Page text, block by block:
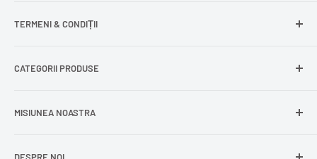
Comenzile mele
Cont nou
Comandă ca oaspete
TERMENI & CONDIȚII
Politica de returnare
Politica de expediere
CATEGORII PRODUSE
Dulciuri și snacks
MISIUNEA NOASTRA